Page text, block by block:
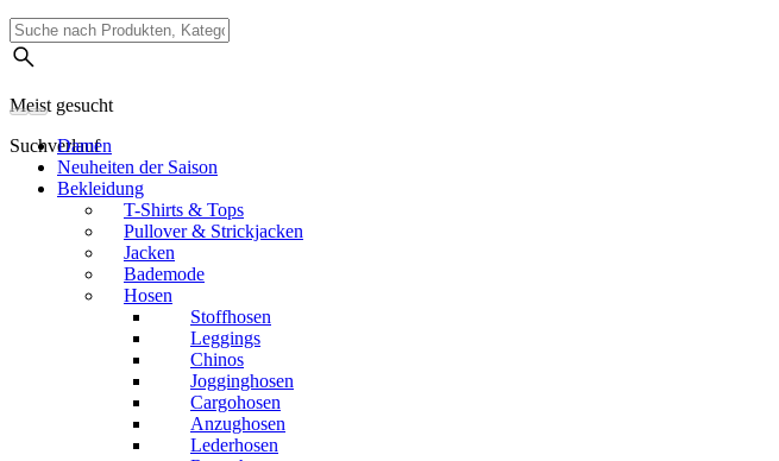
Meist gesucht
Suchverlauf
Damen
Neuheiten der Saison
Bekleidung
T-Shirts & Tops
Pullover & Strickjacken
Jacken
Bademode
Hosen
Stoffhosen
Leggings
Chinos
Jogginghosen
Cargohosen
Anzughosen
Lederhosen